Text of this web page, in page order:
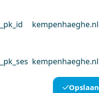
_pk_id kempenhaeghe.nl
_pk_ses kempenhaeghe.nl
Opslaan